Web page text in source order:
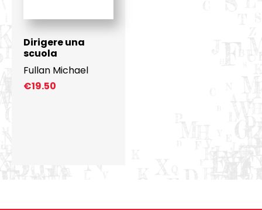
Dirigere una
scuola
Fullan Michael
€19.50